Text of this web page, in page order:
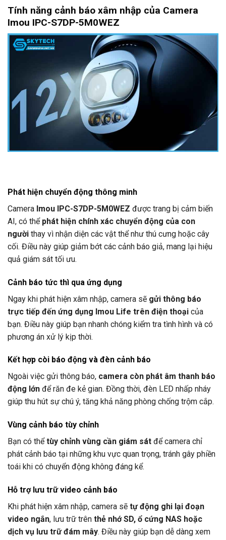
Tính năng cảnh báo xâm nhập của Camera
Imou IPC-S7DP-5M0WEZ
Phát hiện chuyển động thông minh
Camera Imou IPC-S7DP-5M0WEZ được trang bị cảm biến
AI, có thể phát hiện chính xác chuyển động của con
người thay vì nhận diện các vật thể như thú cưng hoặc cây
cối. Điều này giúp giảm bớt các cảnh báo giả, mang lại hiệu
quả giám sát tối ưu.
Cảnh báo tức thì qua ứng dụng
Ngay khi phát hiện xâm nhập, camera sẽ gửi thông báo
trực tiếp đến ứng dụng Imou Life trên điện thoại của
bạn. Điều này giúp bạn nhanh chóng kiểm tra tình hình và có
phương án xử lý kịp thời.
Kết hợp còi báo động và đèn cảnh báo
Ngoài việc gửi thông báo, camera còn phát âm thanh báo
động lớn để răn đe kẻ gian. Đồng thời, đèn LED nhấp nháy
giúp thu hút sự chú ý, tăng khả năng phòng chống trộm cắp.
Vùng cảnh báo tùy chỉnh
Bạn có thểtùy chỉnh vùng cần giám sát để camera chỉ
phát cảnh báo tại những khu vực quan trọng, tránh gây phiền
toái khi có chuyển động không đáng kể.
Hỗ trợ lưu trữ video cảnh báo
Khi phát hiện xâm nhập, camera sẽ tự động ghi lại đoạn
video ngắn, lưu trữ trên thẻ nhớ SD, ổ cứng NAS hoặc
dịch vụ lưu trữ đám mây. Điều này giúp bạn dễ dàng xem